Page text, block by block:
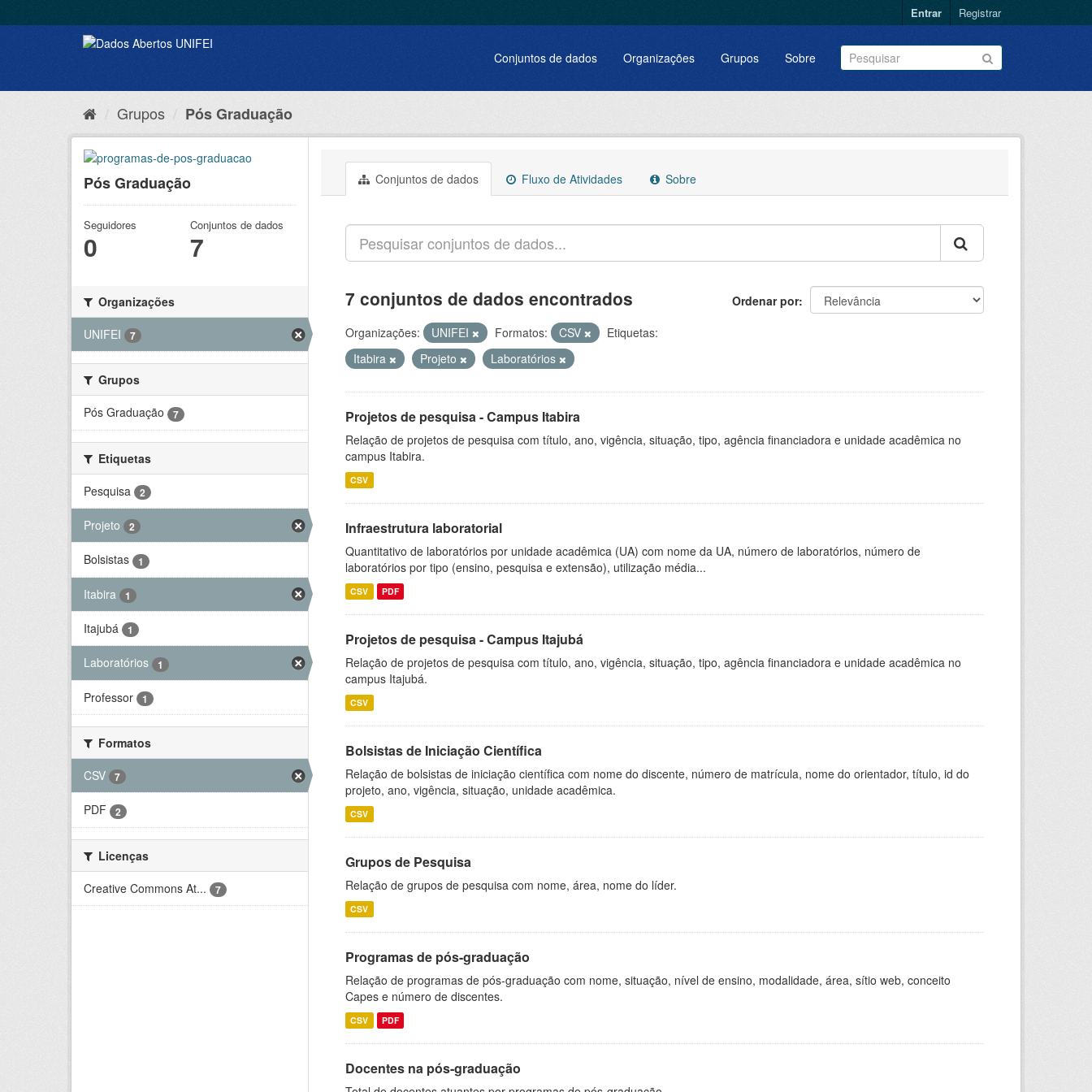
Entrar Registrar
Conjuntos de dados Organizações Grupos Sobre
Grupos Pós Graduação
Pós Graduação
Seguidores
0
Conjuntos de dados
7
Organizações
UNIFEI
7
Grupos
Pós Graduação
7
Etiquetas
Pesquisa
2
Projeto 2
Bolsistas 1
Itabira 1
Itajubá 1
Laboratórios 1
Professor 1
Formatos
CSV
7
PDF 2
Licenças
Creative Commons At...
7
Conjuntos de dados Fluxo de Atividades Sobre
Ordenar por
7 conjuntos de dados encontrados
Organizações: UNIFEI Formatos: CSV
Etiquetas:
Itabira
Projeto Laboratórios
Projetos de pesquisa - Campus Itabira
Relação de projetos de pesquisa com título, ano, vigência, situação, tipo, agência financiadora e unidade acadêmica no
campus Itabira.
CSV
Infraestrutura laboratorial
Quantitativo de laboratórios por unidade acadêmica (UA) com nome da UA, número de laboratórios, número de
laboratórios por tipo (ensino, pesquisa e extensão), utilização média...
CSV PDF
Projetos de pesquisa - Campus Itajubá
Relação de projetos de pesquisa com título, ano, vigência, situação, tipo, agência financiadora e unidade acadêmica no
campus Itajubá.
CSV
Bolsistas de Iniciação Científica
Relação de bolsistas de iniciação científica com nome do discente, número de matrícula, nome do orientador, título, id do
projeto, ano, vigência, situação, unidade acadêmica.
CSV
Grupos de Pesquisa
Relação de grupos de pesquisa com nome, área, nome do líder.
CSV
Programas de pós-graduação
Relação de programas de pós-graduação com nome, situação, nível de ensino, modalidade, área, sítio web, conceito
Capes e número de discentes.
CSV PDF
Docentes na pós-graduação